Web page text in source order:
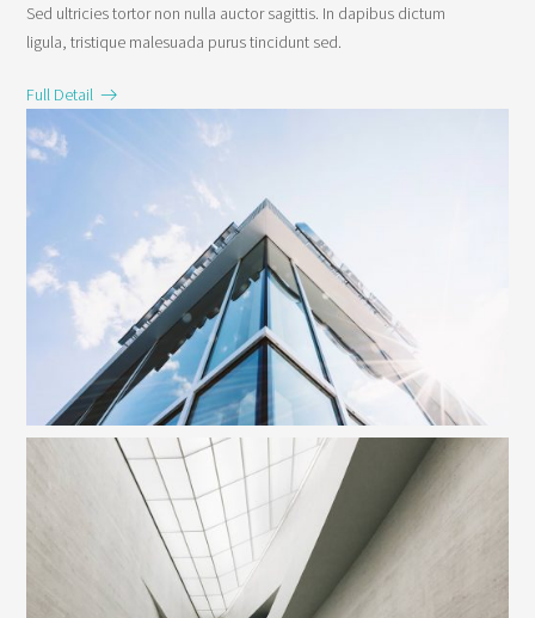
Sed ultricies tortor non nulla auctor sagittis. In dapibus dictum
ligula, tristique malesuada purus tincidunt sed.
Full Detail